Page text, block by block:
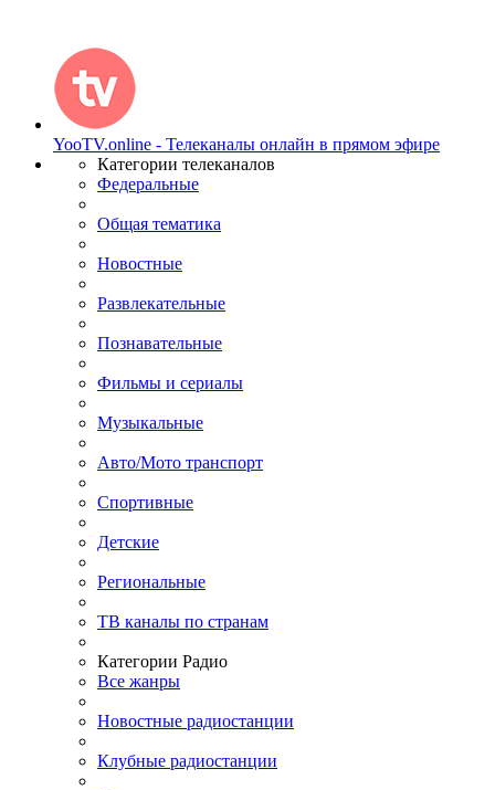
YooTV.online - Телеканалы онлайн в прямом эфире
Категории телеканалов
Федеральные
Общая тематика
Новостные
Развлекательные
Познавательные
Фильмы и сериалы
Музыкальные
Авто/Мото транспорт
Спортивные
Детские
Региональные
ТВ каналы по странам
Категории Радио
Все жанры
Новостные радиостанции
Клубные радиостанции